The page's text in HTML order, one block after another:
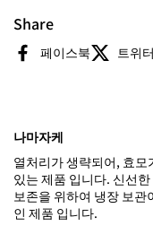
Share
페이스북 트위터
나마자케
열처리가 생략되어, 효모
있는 제품 입니다. 신선한
보존을 위하여 냉장 보관
인 제품 입니다.